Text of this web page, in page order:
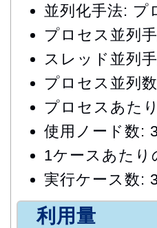
並列化手法: プ
プロセス並列
スレッド並列
プロセス並列
プロセスあた
使用ノード数:
1ケースあたり
実行ケース数:
利用量